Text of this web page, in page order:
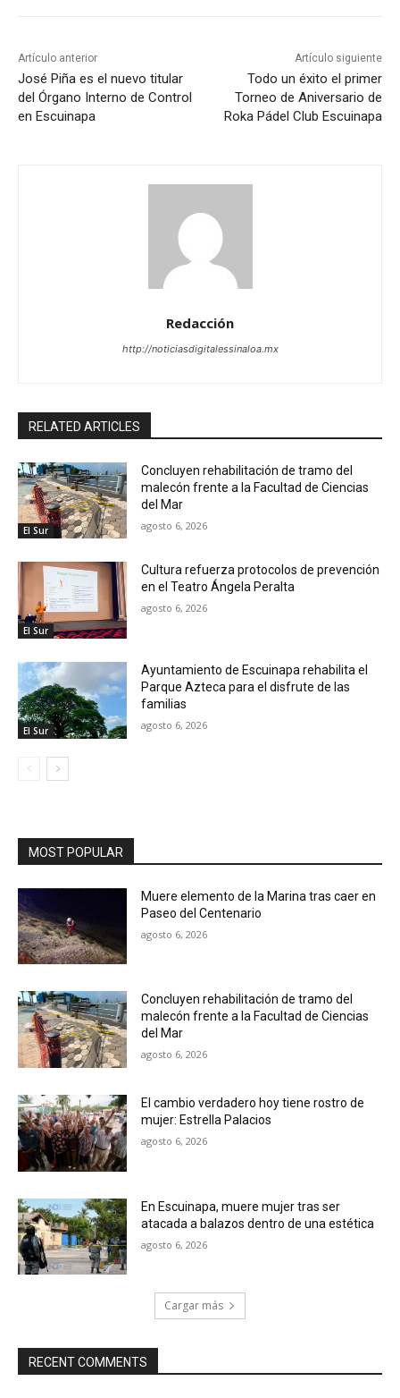
Artículo anterior
José Piña es el nuevo titular
del Órgano Interno de Control
en Escuinapa
Artículo siguiente
Todo un éxito el primer
Torneo de Aniversario de
Roka Pádel Club Escuinapa
Redacción
http://noticiasdigitalessinaloa.mx
RELATED ARTICLES
El Sur
Concluyen rehabilitación de tramo del
malecón frente a la Facultad de Ciencias
del Mar
agosto 6, 2026
El Sur
Cultura refuerza protocolos de prevención
en el Teatro Ángela Peralta
agosto 6, 2026
El Sur
Ayuntamiento de Escuinapa rehabilita el
Parque Azteca para el disfrute de las
familias
agosto 6, 2026
MOST POPULAR
Muere elemento de la Marina tras caer en
Paseo del Centenario
agosto 6, 2026
Concluyen rehabilitación de tramo del
malecón frente a la Facultad de Ciencias
del Mar
agosto 6, 2026
El cambio verdadero hoy tiene rostro de
mujer: Estrella Palacios
agosto 6, 2026
En Escuinapa, muere mujer tras ser
atacada a balazos dentro de una estética
agosto 6, 2026
Cargar más
RECENT COMMENTS